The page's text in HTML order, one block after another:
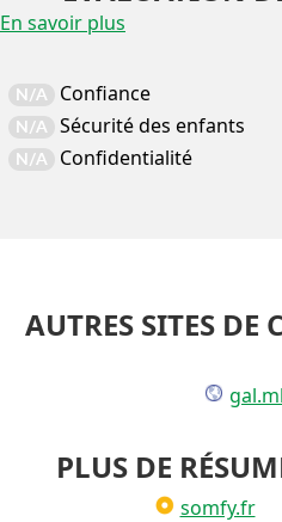
En savoir plus
N/A Confiance
N/A Sécurité des enfants
N/A Confidentialité
AUTRES SITES DE
PLUS DE
somfy.fr